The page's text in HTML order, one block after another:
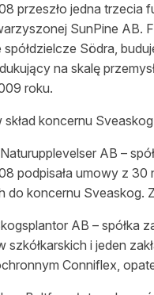
przeszło jedna trzecia
SunPine AB.
spółdzielcze Södra,
na skalę
roku.
koncernu
AB –
podpisała umowy z
do koncernu Sveaskog.
AB – spółka
szkółkarskich i jeden
Conniflex,